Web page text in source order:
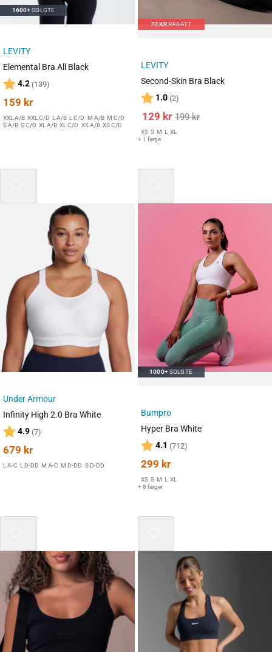
1600+SOLGTE
LEVITY
Elemental Bra All Black
Karakter:
4.2 (139)
159 kr
XXL A/B XXL C/D L A/B L C/D M A/B M C/D
S A/B S C/D XL A/B XL C/D XS A/B XS C/D
70KRRABATT
LEVITY
Second-Skin Bra Black
Karakter:
1.0(2)
199kr
129 kr
XS S M L
XL
+ 1 farge
Under Armour
Infinity High 2.0 Bra White
Karakter:
4.9 (7)
679 kr
L A-C L D-DD M A-C M D-DD S D-DD
1000+SOLGTE
Bumpro
Hyper Bra White
Karakter:
4.1 (712)
299 kr
XS S M L
XL
+ 8 farger